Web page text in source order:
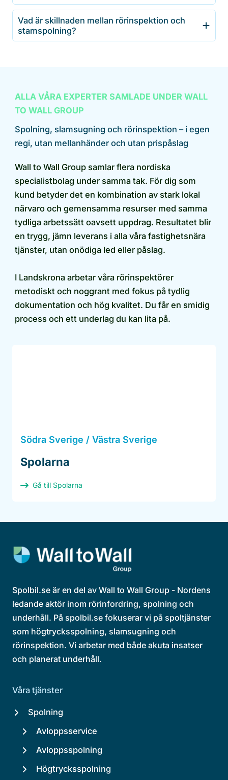
Vad är skillnaden mellan rörinspektion och
stamspolning?
ALLA VÅRA EXPERTER SAMLADE UNDER WALL
TO WALL GROUP
Spolning, slamsugning och rörinspektion – i egen
regi, utan mellanhänder och utan prispåslag
Wall to Wall Group samlar flera nordiska
specialistbolag under samma tak. För dig som
kund betyder det en kombination av stark lokal
närvaro och gemensamma resurser med samma
tydliga arbetssätt oavsett uppdrag. Resultatet blir
en trygg, jämn leverans i alla våra fastighetsnära
tjänster, utan onödiga led eller påslag.
I Landskrona arbetar våra rörinspektörer
metodiskt och noggrant med fokus på tydlig
dokumentation och hög kvalitet. Du får en smidig
process och ett underlag du kan lita på.
Södra Sverige / Västra Sverige
Spolarna
Gå till Spolarna
Spolbil.se är en del av Wall to Wall Group - Nordens
ledande aktör inom rörinfordring, spolning och
underhåll. På spolbil.se fokuserar vi på spoltjänster
som högtrycksspolning, slamsugning och
rörinspektion. Vi arbetar med både akuta insatser
och planerat underhåll.
Våra tjänster
Spolning
Avloppsservice
Avloppsspolning
Högtrycksspolning